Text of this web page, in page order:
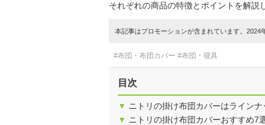
それぞれの商品の特徴とポイントを解説
本記事はプロモーションが含まれています。2024
#布団・布団カバー #布団・寝具
目次
▼ ニトリの掛け布団カバーはラインナ
▼ ニトリの掛け布団カバーおすすめ7